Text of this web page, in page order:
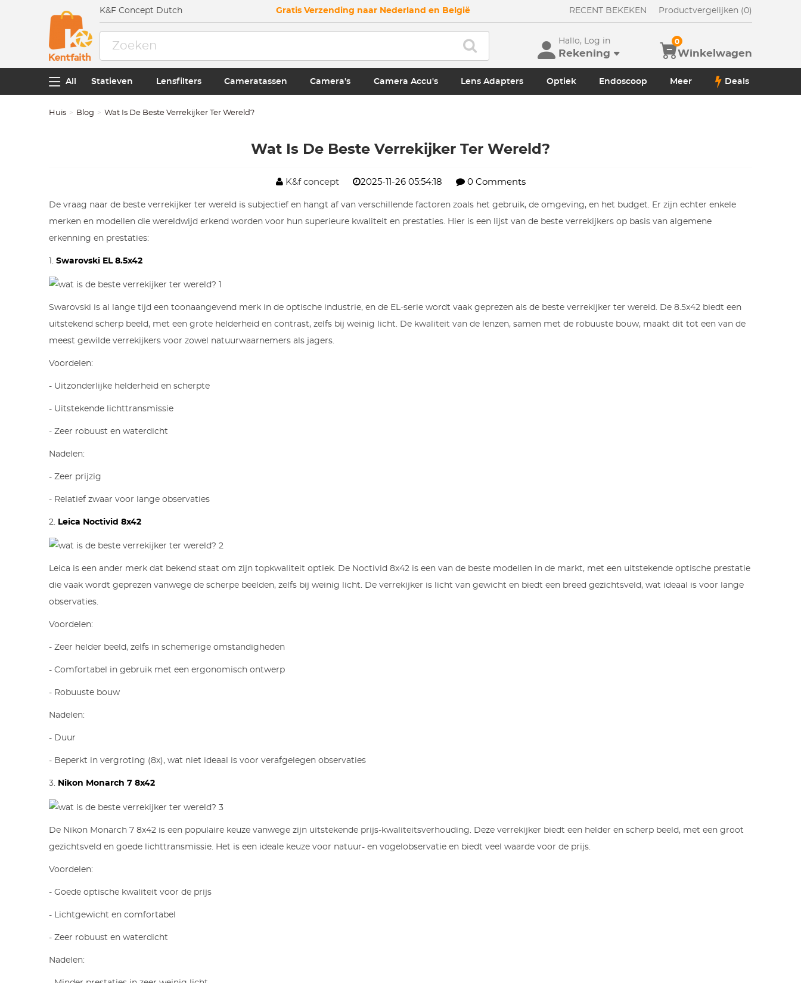
K&F Concept Dutch Gratis Verzending naar Nederland en België RECENT BEKEKEN Productvergelijken (0)
Hallo, Log in
Rekening Winkelwagen
0
All Statieven Lensfilters Cameratassen Camera's Camera Accu's Lens Adapters Optiek Endoscoop Meer Deals
Huis Blog Wat Is De Beste Verrekijker Ter Wereld?
Wat Is De Beste Verrekijker Ter Wereld?
K&f concept 2025-11-26 05:54:18 0 Comments
De vraag naar de beste verrekijker ter wereld is subjectief en hangt af van verschillende factoren zoals het gebruik, de omgeving, en het budget. Er zijn echter enkele
merken en modellen die wereldwijd erkend worden voor hun superieure kwaliteit en prestaties. Hier is een lijst van de beste verrekijkers op basis van algemene
erkenning en prestaties:
1.Swarovski EL 8.5x42
Swarovski is al lange tijd een toonaangevend merk in de optische industrie, en de EL-serie wordt vaak geprezen als de beste verrekijker ter wereld. De 8.5x42 biedt een
uitstekend scherp beeld, met een grote helderheid en contrast, zelfs bij weinig licht. De kwaliteit van de lenzen, samen met de robuuste bouw, maakt dit tot een van de
meest gewilde verrekijkers voor zowel natuurwaarnemers als jagers.
Voordelen:
- Uitzonderlijke helderheid en scherpte
- Uitstekende lichttransmissie
- Zeer robuust en waterdicht
Nadelen:
- Zeer prijzig
- Relatief zwaar voor lange observaties
2. Leica Noctivid 8x42
Leica is een ander merk dat bekend staat om zijn topkwaliteit optiek. De Noctivid 8x42 is een van de beste modellen in de markt, met een uitstekende optische prestatie
die vaak wordt geprezen vanwege de scherpe beelden, zelfs bij weinig licht. De verrekijker is licht van gewicht en biedt een breed gezichtsveld, wat ideaal is voor lange
observaties.
Voordelen:
- Zeer helder beeld, zelfs in schemerige omstandigheden
- Comfortabel in gebruik met een ergonomisch ontwerp
- Robuuste bouw
Nadelen:
- Duur
- Beperkt in vergroting (8x), wat niet ideaal is voor verafgelegen observaties
3. Nikon Monarch 7 8x42
De Nikon Monarch 7 8x42 is een populaire keuze vanwege zijn uitstekende prijs-kwaliteitsverhouding. Deze verrekijker biedt een helder en scherp beeld, met een groot
gezichtsveld en goede lichttransmissie. Het is een ideale keuze voor natuur- en vogelobservatie en biedt veel waarde voor de prijs.
Voordelen:
- Goede optische kwaliteit voor de prijs
- Lichtgewicht en comfortabel
- Zeer robuust en waterdicht
Nadelen: